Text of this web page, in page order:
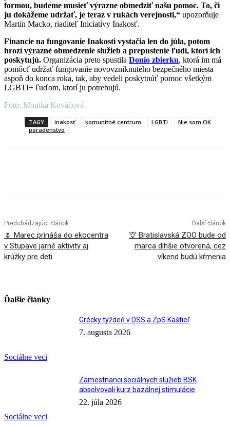
formou, budeme musieť výrazne obmedziť našu pomoc. To, či
ju dokážeme udržať, je teraz v rukách verejnosti,“ upozorňuje
Martin Macko, riaditeľ Iniciatívy Inakosť.
Financie na fungovanie Inakosti vystačia len do júla, potom
hrozí výrazné obmedzenie služieb a prepustenie ľudí, ktorí ich
poskytujú. Organizácia preto spustila Donio zbierku, ktorá im má
pomôcť udržať fungovanie novovzniknutého bezpečného miesta
aspoň do konca roka, tak, aby vedeli poskytnúť pomoc všetkým
LGBTI+ ľuďom, ktorí ju potrebujú.
Foto: Monika Kováčová
TAGY inakosť komunitné centrum LGBTI
Nie som OK
poradenstvo
Predchádzajúci článok
🌷 Marec prináša do ekocentra
v Stupave jarné aktivity aj
krúžky pre deti
Ďalší článok
🦒 Bratislavská ZOO bude od
marca dlhšie otvorená, cez
víkend budú kŕmenia
Ďalšie články
Sociálne veci
Grécky týždeň v DSS a ZpS Kaštieľ
7. augusta 2026
Sociálne veci
Zamestnanci sociálnych služieb BSK
absolvovali kurz bazálnej stimulácie
22. júla 2026